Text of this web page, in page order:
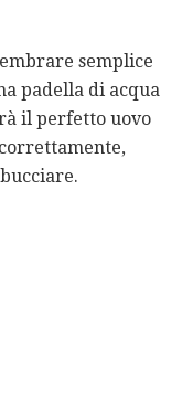
semplice
padella di acqua
il perfetto uovo